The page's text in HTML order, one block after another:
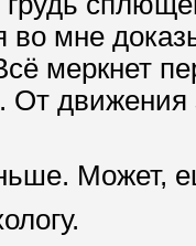
во мне
меркнет
движения
Может,